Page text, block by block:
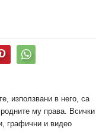
използвани в него, са
му права. Всички
графични и видео